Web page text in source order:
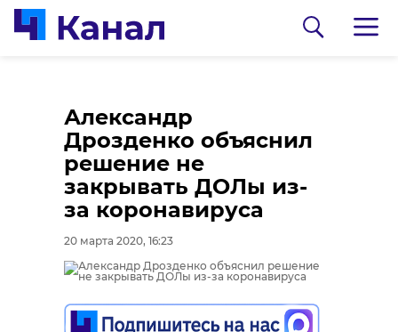
Александр
Дрозденко объяснил
решение не
закрывать ДОЛы из-
за коронавируса
20 марта 2020, 16:23
0:00
0:00